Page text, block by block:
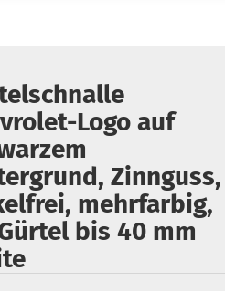
vergessen?
30-DAY RETURN POLICY +++
Logo auf
Zinnguss,
mehrfarbig,
bis 40 mm